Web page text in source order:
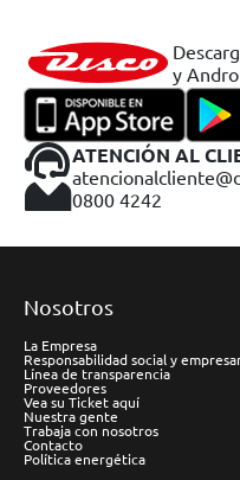
y
ATENCIÓN AL
0800 4242
Nosotros
La Empresa
Responsabilidad social y
Línea de transparencia
Proveedores
Vea su Ticket aquí
Nuestra gente
Trabaja con nosotros
Contacto
Política energética